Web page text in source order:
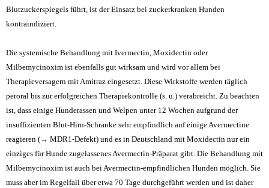
Blutzuckerspiegels führt, ist der Einsatz bei zuckerkranken Hunden
kontraindiziert.
Die systemische Behandlung mit Ivermectin, Moxidectin oder
Milbemycinoxim ist ebenfalls gut wirksam und wird vor allem bei
Therapieversagern mit Amitraz eingesetzt. Diese Wirkstoffe werden täglich
peroral bis zur erfolgreichen Therapiekontrolle (s. u.) verabreicht. Zu beachten
ist, dass einige Hunderassen und Welpen unter 12 Wochen aufgrund der
insuffizienten Blut-Hirn-Schranke sehr empfindlich auf einige Avermectine
reagieren (→ MDR1-Defekt) und es in Deutschland mit Moxidectin nur ein
einziges für Hunde zugelassenes Avermectin-Präparat gibt. Die Behandlung mit
Milbemycinoxim ist auch bei Avermectin-empfindlichen Hunden möglich. Sie
muss aber im Regelfall über etwa 70 Tage durchgeführt werden und ist daher